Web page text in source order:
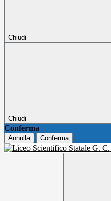
Chiudi
Chiudi
Conferma
Annulla Conferma